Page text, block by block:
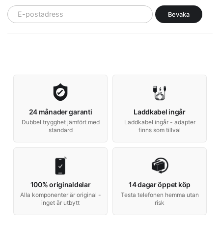
Bevaka
24 månader garanti
Dubbel trygghet jämfört med
standard
Laddkabel ingår
Laddkabel ingår - adapter
finns som tillval
100% originaldelar
Alla komponenter är original -
inget är utbytt
14 dagar öppet köp
Testa telefonen hemma utan
risk